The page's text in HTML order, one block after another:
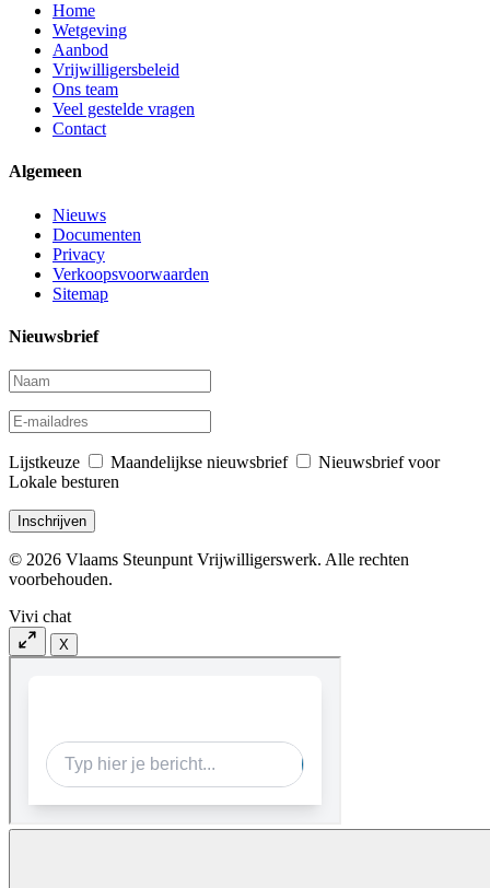
Home
Wetgeving
Aanbod
Vrijwilligersbeleid
Ons team
Veel gestelde vragen
Contact
Algemeen
Nieuws
Documenten
Privacy
Verkoopsvoorwaarden
Sitemap
Nieuwsbrief
Lijstkeuze Maandelijkse nieuwsbrief
Nieuwsbrief voor
Lokale besturen
© 2026 Vlaams Steunpunt Vrijwilligerswerk. Alle rechten
voorbehouden.
Vivi chat
X